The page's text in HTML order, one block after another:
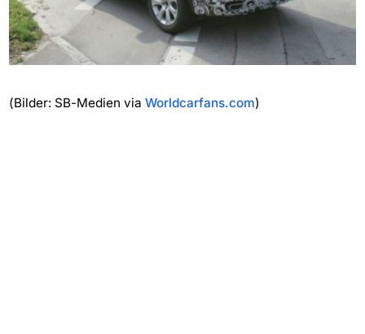
(Bilder: SB-Medien via Worldcarfans.com)